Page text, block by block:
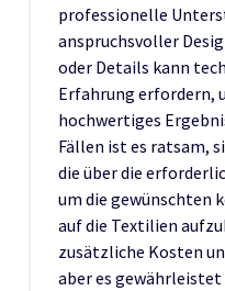
professionelle
anspruchsvoller
oder Details kann
Erfahrung erfordern,
hochwertiges
Fällen ist es ratsam,
die über die
um die gewünschten
auf die Textilien
zusätzliche Kosten
aber es